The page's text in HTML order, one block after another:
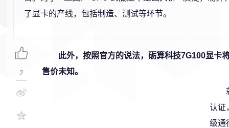
了显卡的产线，包括制造、测试等环节。
此外，按照官方的说法，砺算科技7G100显卡
售价未知。
认证
级通
2